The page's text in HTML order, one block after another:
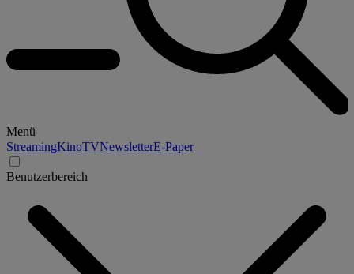
Menü
StreamingKinoTVNewsletterE-Paper
Benutzerbereich